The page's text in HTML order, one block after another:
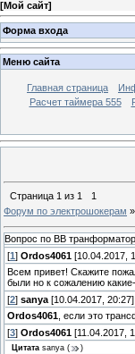
[Мой сайт]
Форма входа
Меню сайта
Главная страница
Расчет таймера 555
Страница 1 из 1
1
Форум по электрошокерам »
Вопрос по ВВ
[1 ] Ordos4061 [10.04.2017,
Всем привет! Скажите
были но к сожалению
[2] sanya [10.04.2017, 20:27]
Ordos4061 , если это
[3] Ordos4061 [11.04.2017,
Цитата sanya (
)